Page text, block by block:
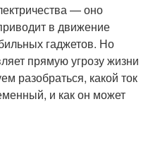
— оно
в движение
гаджетов. Но
прямую угрозу жизни
разобраться, какой ток
и как он может